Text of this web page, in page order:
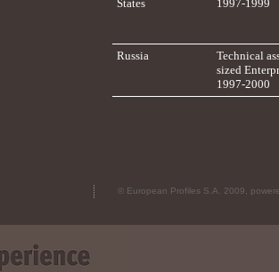
States
1997-1999
Russia
Technical
sized
1997-2000
© European Profiles S.A. 2009,